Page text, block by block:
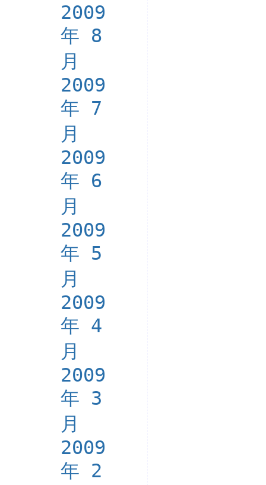
2009
年 8
月
2009
年 7
月
2009
年 6
月
2009
年 5
月
2009
年 4
月
2009
年 3
月
2009
年 2